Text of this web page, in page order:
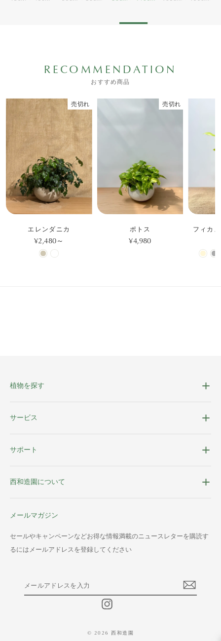
RECOMMENDATION
おすすめ商品
売切れ
エレンダニカ
¥2,480～
売切れ
ポトス
¥4,980
フィカ
植物を探す
サービス
サポート
西和造園について
メールマガジン
セールやキャンペーンなどお得な情報満載のニュースレターを購読す
るにはメールアドレスを登録してください
Instagram
© 2026 西和造園